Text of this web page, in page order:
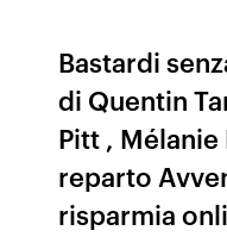
Bastardi
di Quentin
Pitt ,
reparto
risparmia